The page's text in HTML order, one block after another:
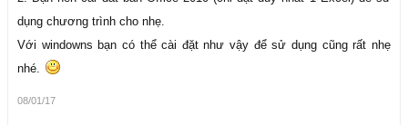
dụng chương trình cho nhẹ.
Với windowns bạn có thể cài đặt như vậy để sử dụng cũng rất nhẹ
nhé.
08/01/17